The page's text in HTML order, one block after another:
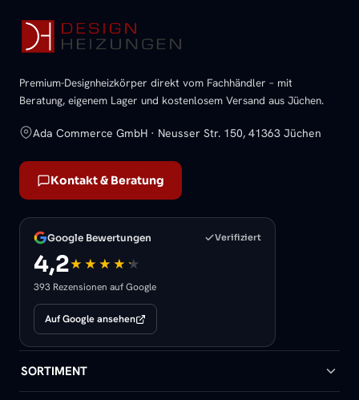
Premium-Designheizkörper direkt vom Fachhändler – mit
Beratung, eigenem Lager und kostenlosem Versand aus Jüchen.
Ada Commerce GmbH · Neusser Str. 150, 41363 Jüchen
Kontakt & Beratung
Google Bewertungen Verifiziert
4,2
393 Rezensionen auf Google
Auf Google ansehen
SORTIMENT